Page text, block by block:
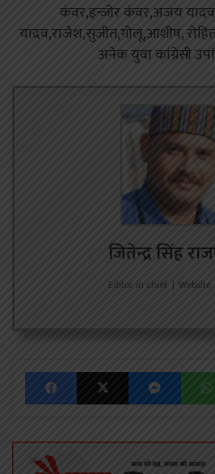
कंवर,इन्जोर कंवर,अजय
यादव,राजेश,सुजीत,गोलू,आशीष,
अनेक युवा कांग्रेसी
जितेन्द्र सिंह
Editor in chief | Website
FacebookX